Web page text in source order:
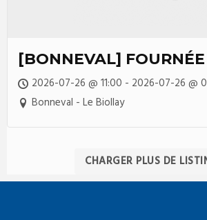
[BONNEVAL]
2026-07-26 @ 11:00 - 2026-07-26 @
Bonneval - Le Biollay
CHARGER PLUS DE